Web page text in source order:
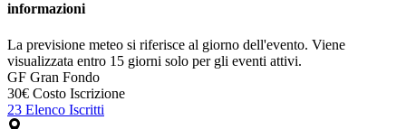
informazioni
La previsione meteo si riferisce al giorno dell'evento. Viene
visualizzata entro 15 giorni solo per gli eventi attivi.
GF Gran Fondo
30€ Costo Iscrizione
23 Elenco Iscritti